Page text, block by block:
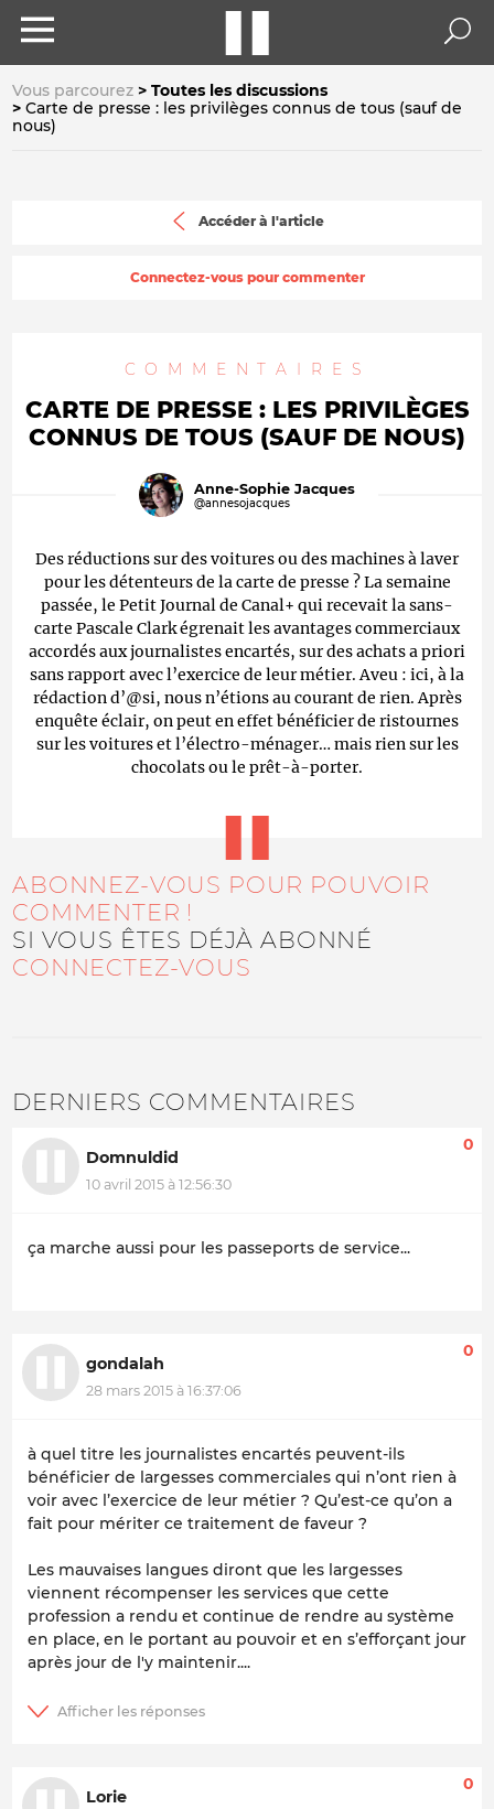
Vous parcourez
Toutes les discussions
Carte de presse : les privilèges connus de tous (sauf de
nous)
Accéder à l'article
Connectez-vous pour commenter
COMMENTAIRES
CARTE DE PRESSE : LES PRIVILÈGES
CONNUS DE TOUS (SAUF DE NOUS)
Anne-Sophie Jacques
@annesojacques
Des réductions sur des voitures ou des machines à laver
pour les détenteurs de la carte de presse ? La semaine
passée, le Petit Journal de Canal+ qui recevait la sans-
carte Pascale Clark égrenait les avantages commerciaux
accordés aux journalistes encartés, sur des achats a priori
sans rapport avec l’exercice de leur métier. Aveu : ici, à la
rédaction d’@si, nous n’étions au courant de rien. Après
enquête éclair, on peut en effet bénéficier de ristournes
sur les voitures et l’électro-ménager… mais rien sur les
chocolats ou le prêt-à-porter.
ABONNEZ-VOUS POUR POUVOIR
COMMENTER !
SI VOUS ÊTES DÉJÀ ABONNÉ
CONNECTEZ-VOUS
DERNIERS COMMENTAIRES
Domnuldid
10 avril 2015 à 12:56:30
0
ça marche aussi pour les passeports de service...
gondalah
28 mars 2015 à 16:37:06
0
à quel titre les journalistes encartés peuvent-ils
bénéficier de largesses commerciales qui n’ont rien à
voir avec l’exercice de leur métier ? Qu’est-ce qu’on a
fait pour mériter ce traitement de faveur ?
Les mauvaises langues diront que les largesses
viennent récompenser les services que cette
profession a rendu et continue de rendre au système
en place, en le portant au pouvoir et en s’efforçant jour
après jour de l'y maintenir....
Lorie
0